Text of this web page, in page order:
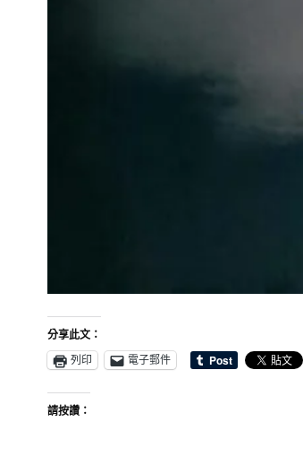
分享此文：
列印
電子郵件
請按讚：